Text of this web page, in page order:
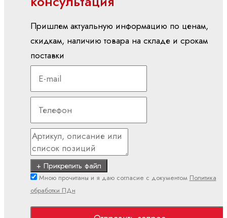
электродвигатели
моментные
двигатели
Синхронные
серводвигатели
ПЛК
ctrlX
ILC -
CML
ILC -
VPB
ILC -
Пришлем актуальную информацию по ценам,
скидкам, наличию товара на складе и срокам
поставки
+ Прикрепить файл
Мною прочитаны и я даю согласие с документом Политика
обработки ПДн